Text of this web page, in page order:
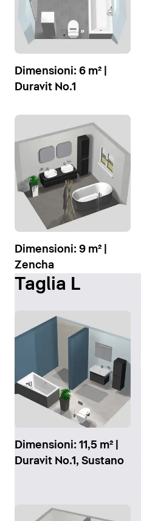
Dimensioni: 6 m² |
Duravit No.1
Dimensioni: 9 m² |
Zencha
Taglia L
Dimensioni: 11,5 m² |
Duravit No.1, Sustano